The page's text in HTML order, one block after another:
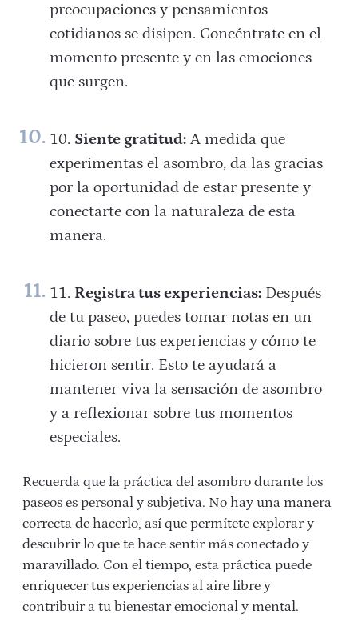
preocupaciones y pensamientos
cotidianos se disipen. Concéntrate en el
momento presente y en las emociones
que surgen.
Siente gratitud:A medida que
experimentas el asombro, da las gracias
por la oportunidad de estar presente y
conectarte con la naturaleza de esta
manera.
Registra tus experiencias:Después
de tu paseo, puedes tomar notas en un
diario sobre tus experiencias y cómo te
hicieron sentir. Esto te ayudará a
mantener viva la sensación de asombro
y a reflexionar sobre tus momentos
especiales.
Recuerda que la práctica del asombro durante los
paseos es personal y subjetiva. No hay una manera
correcta de hacerlo, así que permítete explorar y
descubrir lo que te hace sentir más conectado y
maravillado. Con el tiempo, esta práctica puede
enriquecer tus experiencias al aire libre y
contribuir a tu bienestar emocional y mental.